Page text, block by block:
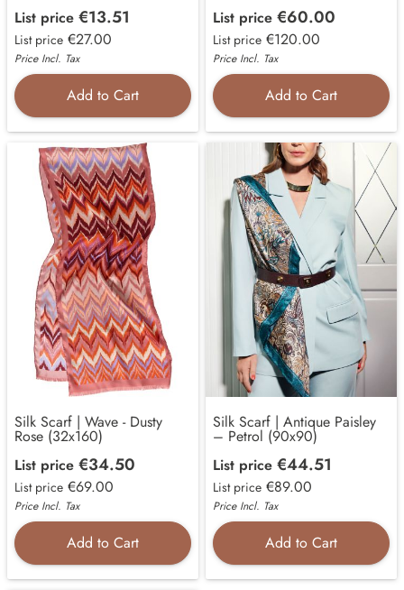
List price €13.51
List price €27.00
Price Incl. Tax
Add to Cart
List price €60.00
List price €120.00
Price Incl. Tax
Add to Cart
Silk Scarf | Wave - Dusty
Rose (32x160)
List price €34.50
List price €69.00
Price Incl. Tax
Add to Cart
Silk Scarf | Antique Paisley
– Petrol (90x90)
List price €44.51
List price €89.00
Price Incl. Tax
Add to Cart